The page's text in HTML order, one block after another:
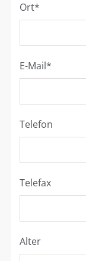
Ort*
E-Mail*
Telefon
Telefax
Alter